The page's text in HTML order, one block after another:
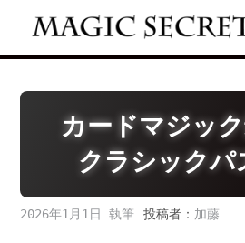
カードマジッ
クラシック
2026年1月1日 投稿者： 加藤